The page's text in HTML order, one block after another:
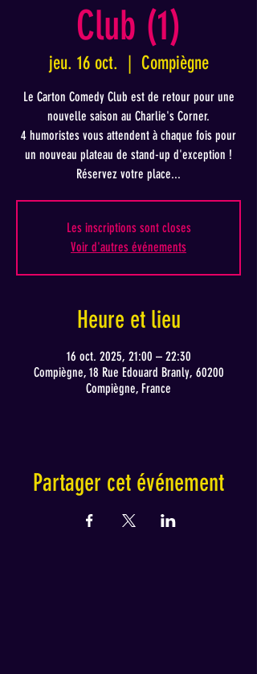
Club (1)
jeu. 16 oct.
  |
Compiègne
Le Carton Comedy Club est de retour pour une
nouvelle saison au Charlie's Corner.
4 humoristes vous attendent à chaque fois pour
un nouveau plateau de stand-up d'exception !
Réservez votre place...
Les inscriptions sont closes
Voir d'autres événements
Heure et lieu
16 oct. 2025, 21:00 – 22:30
Compiègne, 18 Rue Edouard Branly, 60200
Compiègne, France
Partager cet événement